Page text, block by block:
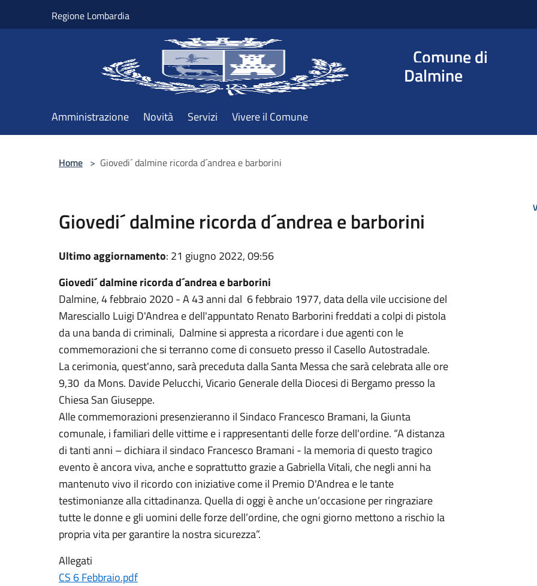
Regione Lombardia
Comune di
Dalmine
Amministrazione Novità Servizi Vivere il Comune
Home > Giovedi´ dalmine ricorda d´andrea e barborini
Giovedi´ dalmine ricorda d´andrea e barborini
Ultimo aggiornamento: 21 giugno 2022, 09:56
Giovedi´ dalmine ricorda d´andrea e barborini
Dalmine, 4 febbraio 2020 - A 43 anni dal 6 febbraio 1977, data della vile uccisione del
Maresciallo Luigi D'Andrea e dell'appuntato Renato Barborini freddati a colpi di pistola
da una banda di criminali, Dalmine si appresta a ricordare i due agenti con le
commemorazioni che si terranno come di consueto presso il Casello Autostradale.
La cerimonia, quest'anno, sarà preceduta dalla Santa Messa che sarà celebrata alle ore
9,30 da Mons. Davide Pelucchi, Vicario Generale della Diocesi di Bergamo presso la
Chiesa San Giuseppe.
Alle commemorazioni presenzieranno il Sindaco Francesco Bramani, la Giunta
comunale, i familiari delle vittime e i rappresentanti delle forze dell'ordine. “A distanza
di tanti anni – dichiara il sindaco Francesco Bramani - la memoria di questo tragico
evento è ancora viva, anche e soprattutto grazie a Gabriella Vitali, che negli anni ha
mantenuto vivo il ricordo con iniziative come il Premio D'Andrea e le tante
testimonianze alla cittadinanza. Quella di oggi è anche un’occasione per ringraziare
tutte le donne e gli uomini delle forze dell’ordine, che ogni giorno mettono a rischio la
propria vita per garantire la nostra sicurezza”.
Allegati
CS 6 Febbraio.pdf